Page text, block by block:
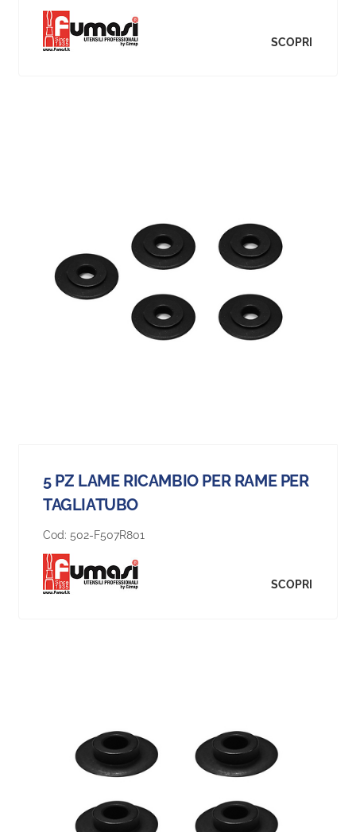
SCOPRI
5 PZ LAME RICAMBIO PER RAME PER
TAGLIATUBO
Cod: 502-F507R801
SCOPRI